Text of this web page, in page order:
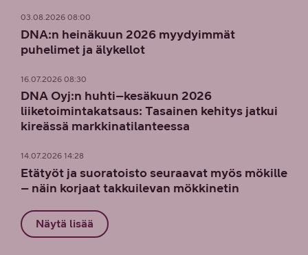
03.08.2026 08:00
DNA:n heinäkuun 2026 myydyimmät
puhelimet ja älykellot
16.07.2026 08:30
DNA Oyj:n huhti–kesäkuun 2026
liiketoimintakatsaus: Tasainen kehitys jatkui
kireässä markkinatilanteessa
14.07.2026 14:28
Etätyöt ja suoratoisto seuraavat myös mökille
– näin korjaat takkuilevan mökkinetin
Näytä lisää